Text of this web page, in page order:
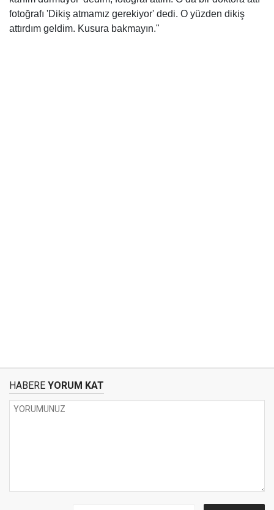
fotoğrafı 'Dikiş atmamız gerekiyor' dedi. O yüzden dikiş
attırdım geldim. Kusura bakmayın."
HABERE YORUM KAT